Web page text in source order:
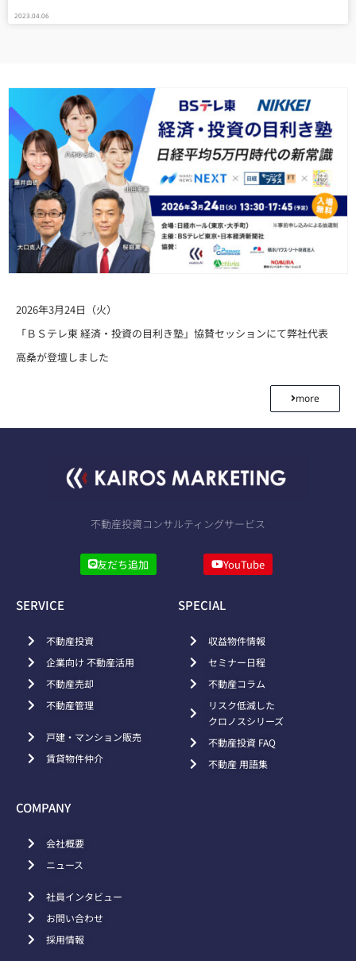
2023.04.06
2026年3月24日（火）
「ＢＳテレ東 経済・投資の目利き塾」協賛セッションにて弊社代表
高桑が登壇しました
more
不動産投資コンサルティングサービス
友だち追加 YouTube
SERVICE
不動産投資
企業向け 不動産活用
不動産売却
不動産管理
戸建・マンション販売
賃貸物件仲介
SPECIAL
収益物件情報
セミナー日程
不動産コラム
リスク低減した
クロノスシリーズ
不動産投資 FAQ
不動産 用語集
COMPANY
会社概要
ニュース
社員インタビュー
お問い合わせ
採用情報